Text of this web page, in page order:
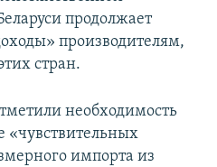
продолжает
производителям,
стран.
необходимость
«чувствительных
импорта из